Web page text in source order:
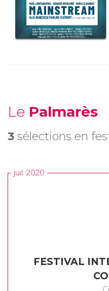
Le Palmarès
3 sélections en
juil. 2020
FESTIVAL